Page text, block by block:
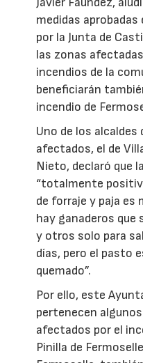
medidas aprobadas
por la Junta de
las zonas
incendios de la
beneficiarán
incendio de
Uno de los
afectados, el de
Nieto, declaró que
“totalmente
de forraje y paja es
hay ganaderos que
y otros solo para
días, pero el pasto
quemado”.
Por ello, este
pertenecen
afectados por el
Pinilla de